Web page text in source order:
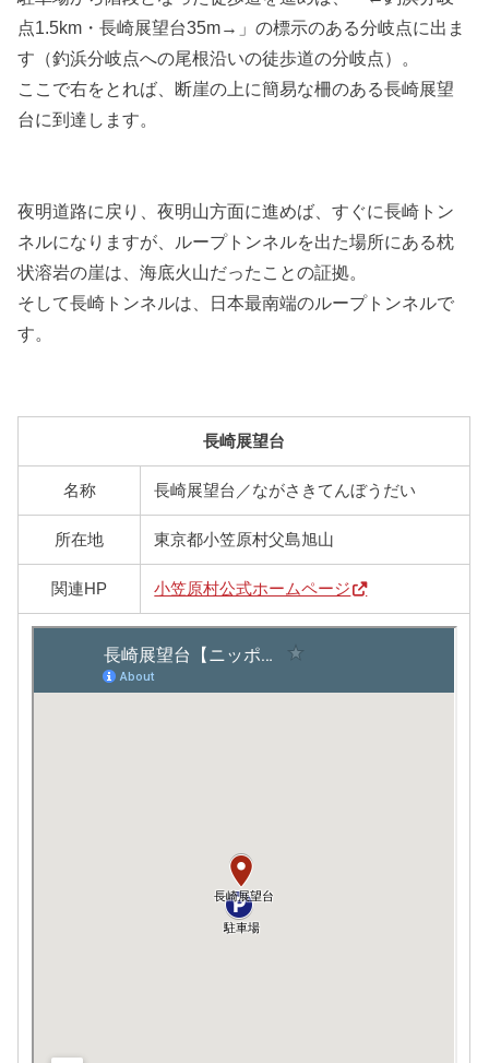
点1.5km・長崎展望台35m→」の標示のある分岐点に出ま
す（釣浜分岐点への尾根沿いの徒歩道の分岐点）。
ここで右をとれば、断崖の上に簡易な柵のある長崎展望
台に到達します。
夜明道路に戻り、夜明山方面に進めば、すぐに長崎トン
ネルになりますが、ループトンネルを出た場所にある枕
状溶岩の崖は、海底火山だったことの証拠。
そして長崎トンネルは、日本最南端のループトンネルで
す。
長崎展望台
名称 長崎展望台／ながさきてんぼうだい
所在地 東京都小笠原村父島旭山
関連HP 小笠原村公式ホームページ